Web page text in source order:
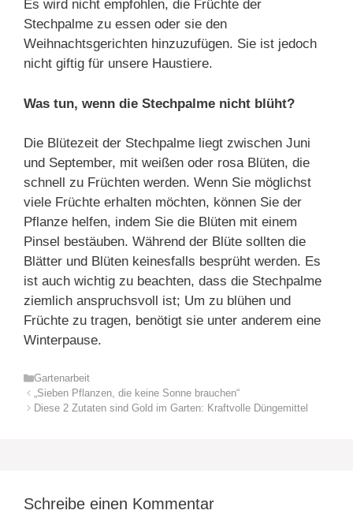
Es wird nicht empfohlen, die Früchte der
Stechpalme zu essen oder sie den
Weihnachtsgerichten hinzuzufügen. Sie ist jedoch
nicht giftig für unsere Haustiere.
Was tun, wenn die Stechpalme nicht blüht?
Die Blütezeit der Stechpalme liegt zwischen Juni
und September, mit weißen oder rosa Blüten, die
schnell zu Früchten werden. Wenn Sie möglichst
viele Früchte erhalten möchten, können Sie der
Pflanze helfen, indem Sie die Blüten mit einem
Pinsel bestäuben. Während der Blüte sollten die
Blätter und Blüten keinesfalls besprüht werden. Es
ist auch wichtig zu beachten, dass die Stechpalme
ziemlich anspruchsvoll ist; Um zu blühen und
Früchte zu tragen, benötigt sie unter anderem eine
Winterpause.
Kategorien
Gartenarbeit
„Sieben Pflanzen, die keine Sonne brauchen“
Diese 2 Zutaten sind Gold im Garten: Kraftvolle Düngemittel
Schreibe einen Kommentar